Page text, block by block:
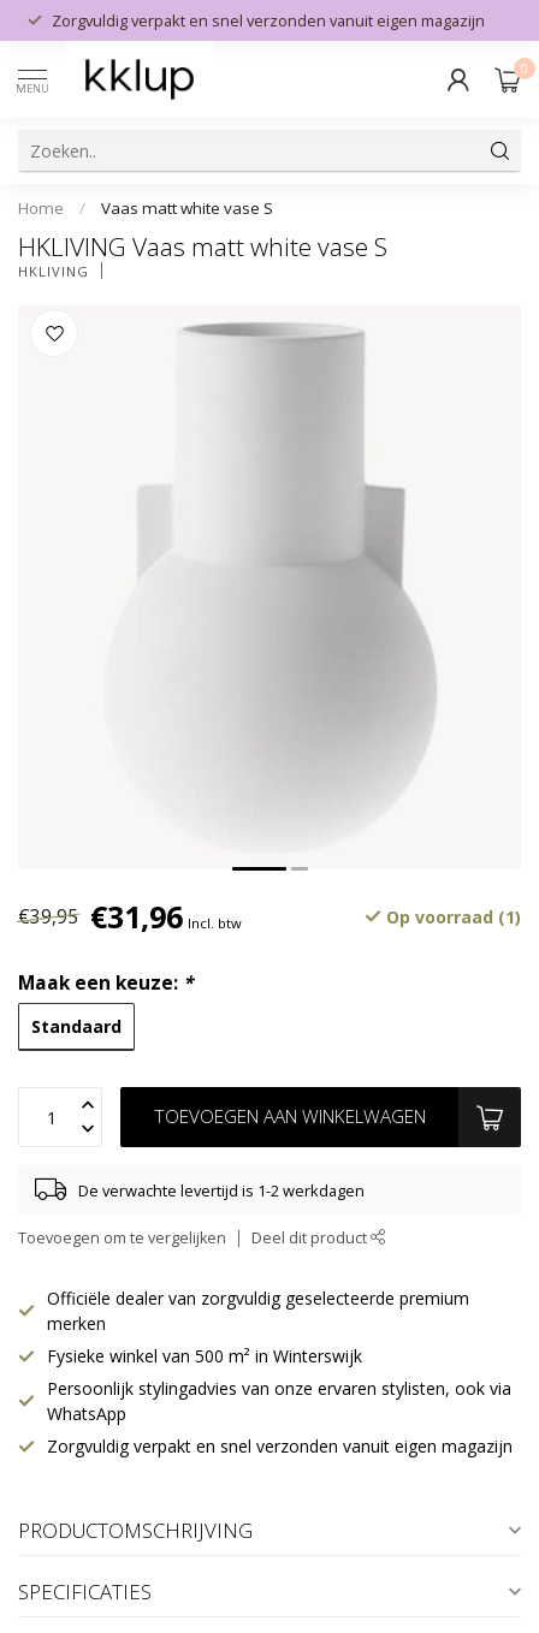
Zorgvuldig verpakt en snel verzonden vanuit eigen magazijn
MENU
0
Home / Vaas matt white vase S
HKLIVING Vaas matt white vase S
HKLIVING
€39,95 €31,96 Incl. btw Op voorraad (1)
Maak een keuze: *
Standaard
TOEVOEGEN AAN WINKELWAGEN
De verwachte levertijd is 1-2 werkdagen
Toevoegen om te vergelijken Deel dit product
Officiële dealer van zorgvuldig geselecteerde premium
merken
Fysieke winkel van 500 m² in Winterswijk
Persoonlijk stylingadvies van onze ervaren stylisten, ook via
WhatsApp
Zorgvuldig verpakt en snel verzonden vanuit eigen magazijn
PRODUCTOMSCHRIJVING
SPECIFICATIES